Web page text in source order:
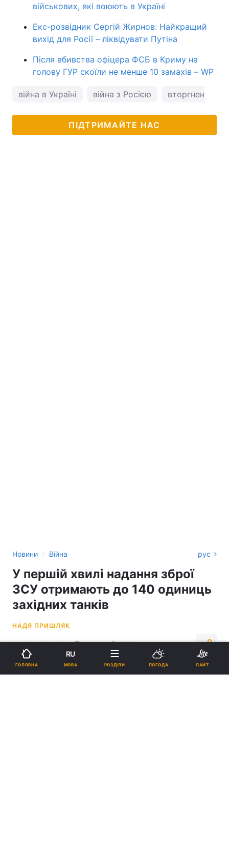
військових, які воюють в Україні
Екс-розвідник Сергій Жирнов: Найкращий
вихід для Росії – ліквідувати Путіна
Після вбивства офіцера ФСБ в Криму на
голову ГУР скоїли не менше 10 замахів – WP
війна в Україні війна з Росією вторгнення
ПІДТРИМАЙТЕ НАС
Новини › Війна рус
У першій хвилі надання зброї
ЗСУ отримають до 140 одиниць
західних танків
НАДЯ ПРИШЛЯК
16:42, 31.01.23 2 хв. 7525
Підпишіться на нас в Google
ГОЛОВНА
RU
МОВА РОЗДІЛИ ПОГОДА ЛАЙТ